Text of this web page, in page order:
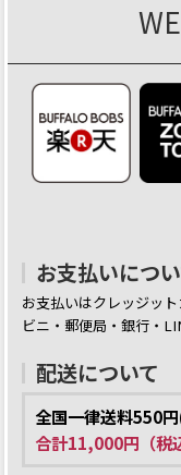
お支払いにつ
お支払いはクレッジッ
ビニ・郵便局・銀行・
配送について
全国一律送料550
合計11,000円（税